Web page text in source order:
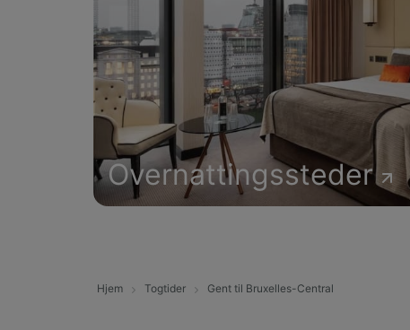
Overnattingssteder
Hjem Togtider Gent til Bruxelles-Central